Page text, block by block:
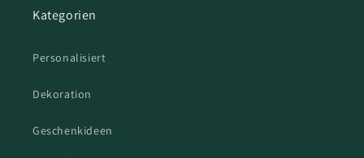
Kategorien
Personalisiert
Dekoration
Geschenkideen